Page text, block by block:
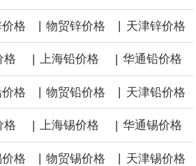
高级分析师马特·辛普森表示，中东和平前景改善
下降，推动黄金价格从此前持续数周、位于4000美
间中进一步上涨。
厂将生产高带宽内存（HBM）及其他下一代动态随
DRAM）。
格 | 物贸锌价格 | 天津锌价格
格 | 上海铅价格 | 华通铅价格
格 物贸铅价格 天津铅价格
格 | 上海锡价格 | 华通锡价格
格 物贸锡价格 天津锡价格